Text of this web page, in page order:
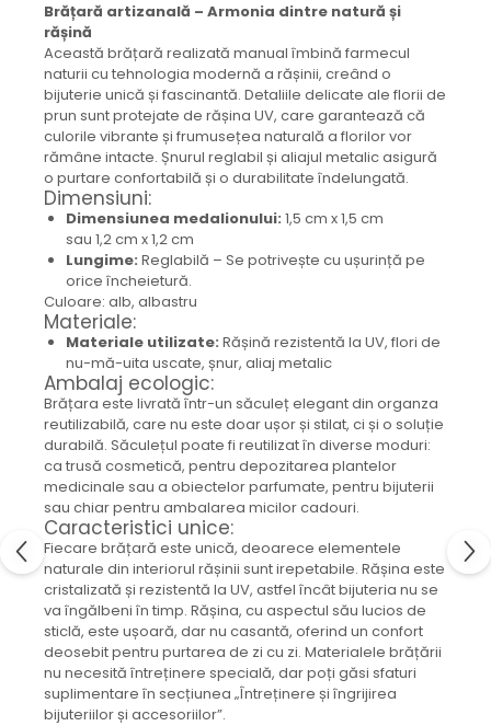
Accesorii păr
Bijuterii din Floarea de colț
Colier / Pandantiv
Cercei
Suport bijuterii
Bijuterii cu cristale naturale
Colier / Pandantiv
Cercei
Brățară
Set bijuterii
Bijuterii din lemn
Colier / Pandantiv
Set bijuterii
Brățară
Bijuterii fără metal
Brățară
Bijuterii - Alte
Suport bijuterii
Semn de carte
Accesorii
Produse personalizate (mărturii)
Produse zero waste
Săculeț de depozitare pentru pâine
Ambalaj cu ceară de albine pentru
alimente
Brățară artizanală – Armonia dintre natură și
rășină
Această brățară realizată manual îmbină farmecul
naturii cu tehnologia modernă a rășinii, creând o
bijuterie unică și fascinantă. Detaliile delicate ale florii de
prun sunt protejate de rășina UV, care garantează că
culorile vibrante și frumusețea naturală a florilor vor
rămâne intacte. Șnurul reglabil și aliajul metalic asigură
o purtare confortabilă și o durabilitate îndelungată.
Dimensiuni:
Dimensiunea medalionului: 1,5 cm x 1,5 cm
sau 1,2 cm x 1,2 cm
Lungime: Reglabilă – Se potrivește cu ușurință pe
orice încheietură.
Culoare: alb, albastru
Materiale:
Materiale utilizate: Rășină rezistentă la UV, flori de
nu-mă-uita uscate, șnur, aliaj metalic
Ambalaj ecologic:
Brățara este livrată într-un săculeț elegant din organza
reutilizabilă, care nu este doar ușor și stilat, ci și o soluție
durabilă. Săculețul poate fi reutilizat în diverse moduri:
ca trusă cosmetică, pentru depozitarea plantelor
medicinale sau a obiectelor parfumate, pentru bijuterii
sau chiar pentru ambalarea micilor cadouri.
Caracteristici unice:
Fiecare brățară este unică, deoarece elementele
naturale din interiorul rășinii sunt irepetabile. Rășina este
cristalizată și rezistentă la UV, astfel încât bijuteria nu se
va îngălbeni în timp. Rășina, cu aspectul său lucios de
sticlă, este ușoară, dar nu casantă, oferind un confort
deosebit pentru purtarea de zi cu zi. Materialele brățării
nu necesită întreținere specială, dar poți găsi sfaturi
suplimentare în secțiunea „Întreținere și îngrijirea
bijuteriilor și accesoriilor”.